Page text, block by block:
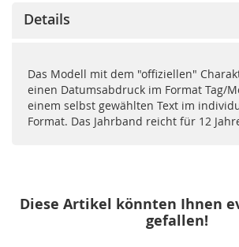
Details
Das Modell mit dem "offiziellen"
einen Datumsabdruck im Format Tag/
einem selbst gewählten Text im
Format. Das Jahrband reicht für 12
Diese Artikel könnten Ihnen
gefallen!